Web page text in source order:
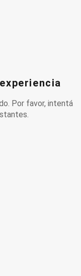
Por favor, intentá